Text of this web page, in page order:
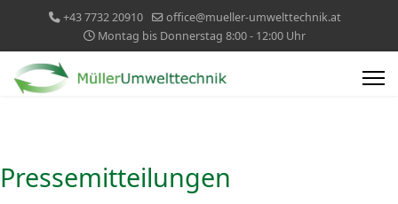
+43 7732 20910
office@mueller-umwelttechnik.at
Montag bis Donnerstag 8:00 - 12:00 Uhr
Pressemitteilungen